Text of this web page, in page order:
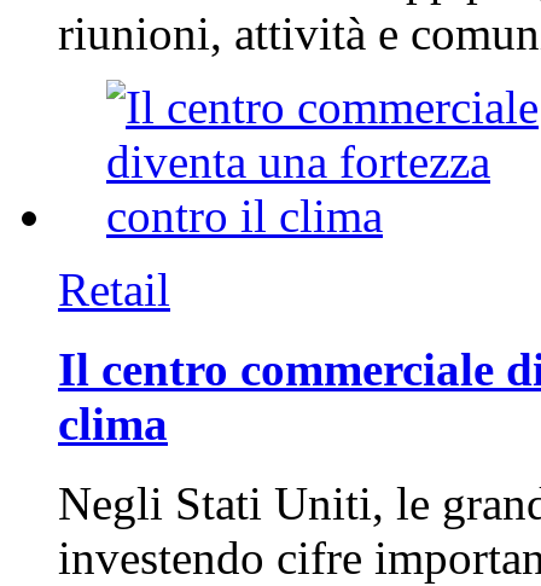
riunioni, attività e
Retail
Il centro commerciale
clima
Negli Stati Uniti, le
investendo cifre